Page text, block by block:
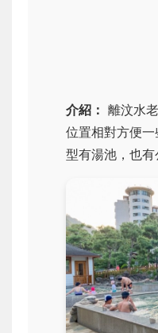
介紹： 離汶水
位置相對方便
型有湯池，也有